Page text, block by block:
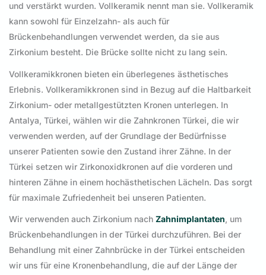
und verstärkt wurden. Vollkeramik nennt man sie. Vollkeramik
kann sowohl für Einzelzahn- als auch für
Brückenbehandlungen verwendet werden, da sie aus
Zirkonium besteht. Die Brücke sollte nicht zu lang sein.
Vollkeramikkronen bieten ein überlegenes ästhetisches
Erlebnis. Vollkeramikkronen sind in Bezug auf die Haltbarkeit
Zirkonium- oder metallgestützten Kronen unterlegen. In
Antalya, Türkei, wählen wir die Zahnkronen Türkei, die wir
verwenden werden, auf der Grundlage der Bedürfnisse
unserer Patienten sowie den Zustand ihrer Zähne. In der
Türkei setzen wir Zirkonoxidkronen auf die vorderen und
hinteren Zähne in einem hochästhetischen Lächeln. Das sorgt
für maximale Zufriedenheit bei unseren Patienten.
Wir verwenden auch Zirkonium nach Zahnimplantaten, um
Brückenbehandlungen in der Türkei durchzuführen. Bei der
Behandlung mit einer Zahnbrücke in der Türkei entscheiden
wir uns für eine Kronenbehandlung, die auf der Länge der